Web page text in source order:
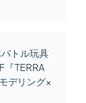
トル玩具
『TERRA
デリング×